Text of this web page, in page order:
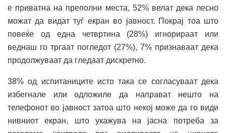
е приватна на преполни места, 52% велат дека лесно
можат да видат туѓ екран во јавност. Покрај тоа што
повеќе од една четвртина (28%) игнорираат или
веднаш го тргаат погледот (27%), 7% признаваат дека
продолжуваат да гледаат дискретно.
38% од испитаниците исто така се согласуваат дека
избегнале или одложиле да направат нешто на
телефонот во јавност затоа што некој може да го види
нивниот екран, што укажува на јасна потреба за